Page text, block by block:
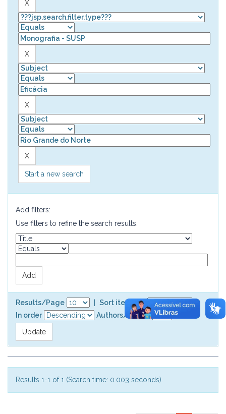
Start a new search
Add filters:
Use filters to refine the search results.
Results/Page
Sort items by
In order
Authors/record
Results 1-1 of 1 (Search time: 0.003 seconds).